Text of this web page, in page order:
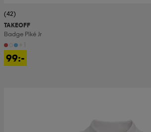
(42)
TAKEOFF
Badge Piké Jr
99:-